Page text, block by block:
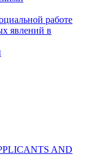
работе
явлений в
AND